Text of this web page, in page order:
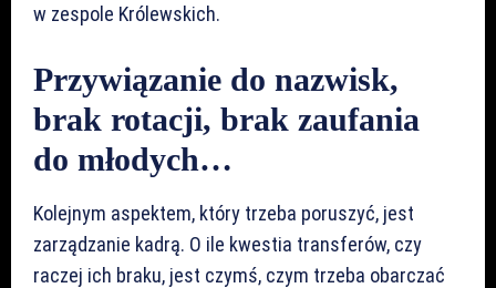
w zespole Królewskich.
Przywiązanie do nazwisk,
brak rotacji, brak zaufania
do młodych…
Kolejnym aspektem, który trzeba poruszyć, jest
zarządzanie kadrą. O ile kwestia transferów, czy
raczej ich braku, jest czymś, czym trzeba obarczać